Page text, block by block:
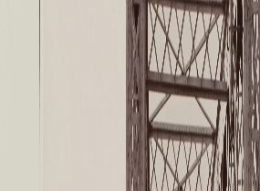
Адреса и часы работы
О билетах, льготах и
Правила покупки и
Правила посещения
Высказать мнение /
Экскурсии
Лекции и абонементы